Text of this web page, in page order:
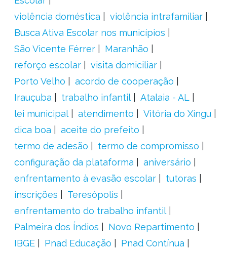
violência doméstica
violência intrafamiliar
Busca Ativa Escolar nos municípios
São Vicente Férrer
Maranhão
reforço escolar
visita domiciliar
Porto Velho
acordo de cooperação
Irauçuba
trabalho infantil
Atalaia - AL
lei municipal
atendimento
Vitória do Xingu
dica boa
aceite do prefeito
termo de adesão
termo de compromisso
configuração da plataforma
aniversário
enfrentamento à evasão escolar
tutoras
inscrições
Teresópolis
enfrentamento do trabalho infantil
Palmeira dos Índios
Novo Repartimento
IBGE
Pnad Educação
Pnad Contínua